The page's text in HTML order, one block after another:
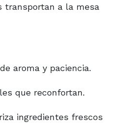
transportan a la mesa
aroma y paciencia.
que reconfortan.
ingredientes frescos